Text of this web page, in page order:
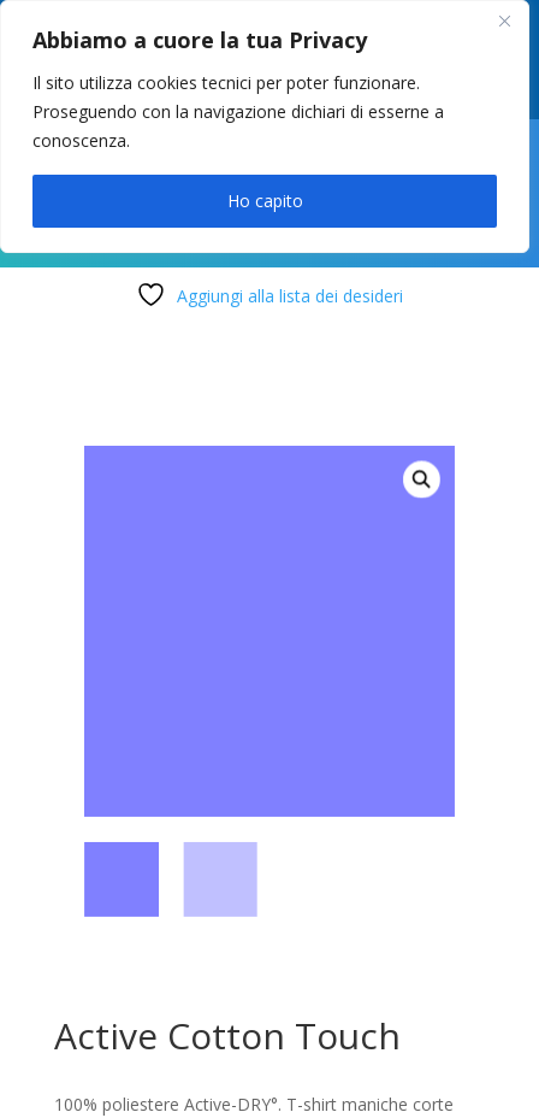
Abbiamo a cuore la tua Privacy
Il sito utilizza cookies tecnici per poter funzionare.
Proseguendo con la navigazione dichiari di esserne a
conoscenza.
Ho capito
049 8627946 –info@cstosetto.it
LUN-VEN 9-12 / 14:30-17
Aggiungi alla lista dei desideri
Active Cotton Touch
100% poliestere Active-DRY°. T-shirt maniche corte